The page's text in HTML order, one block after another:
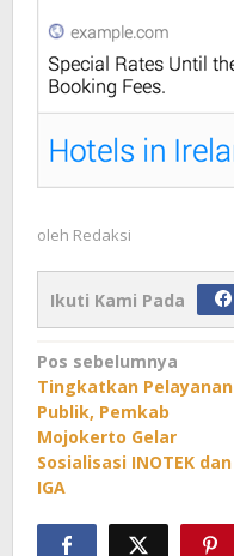
oleh Redaksi
Ikuti Kami Pada
Navigasi
pos
Pos sebelumnya
Tingkatkan Pelayanan
Publik, Pemkab
Mojokerto Gelar
Sosialisasi INOTEK dan
IGA